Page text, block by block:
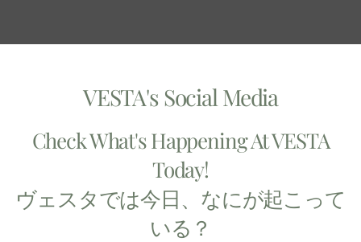
VESTA's Social Media
Check What's Happening At VESTA
Today!
ヴェスタでは今日、なにが起こって
いる？